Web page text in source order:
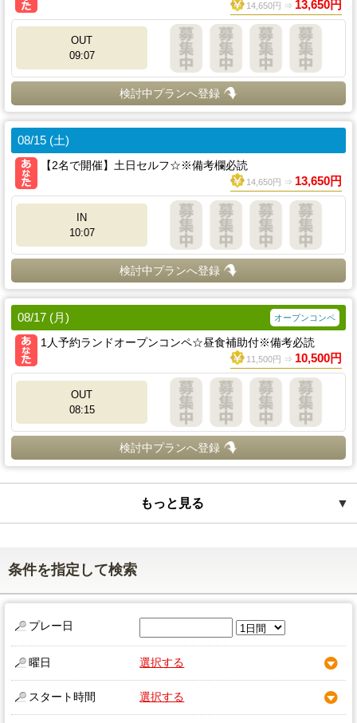
14,650円 ⇒ 13,650円
OUT
09:07
検討中プランへ登録
08/15 (土)
【2名で開催】土日セルフ☆※備考欄必読
14,650円 ⇒ 13,650円
IN
10:07
検討中プランへ登録
08/17 (月) オープンコンペ
1人予約ランドオープンコンペ☆昼食補助付※備考必読
11,500円 ⇒ 10,500円
OUT
08:15
検討中プランへ登録
▼
もっと見る
条件を指定して検索
プレー日
曜日 選択する
スタート時間 選択する